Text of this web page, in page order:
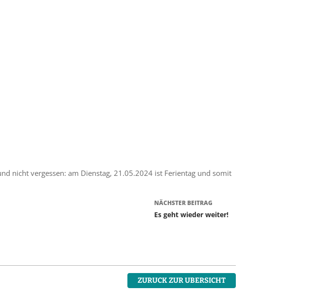
nicht vergessen: am Dienstag, 21.05.2024 ist Ferientag und somit
NÄCHSTER BEITRAG
Es geht wieder weiter!
ZURUCK ZUR UBERSICHT